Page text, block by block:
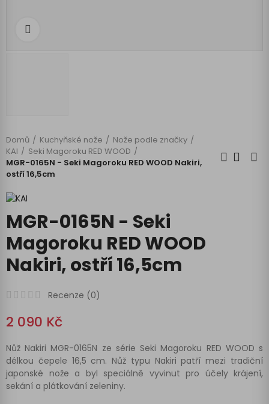
Domů Kuchyňské nože
Nože podle značky
KAI
Seki Magoroku RED WOOD
MGR-0165N - Seki Magoroku RED WOOD Nakiri,
ostří 16,5cm
MGR-0165N - Seki
Magoroku RED WOOD
Nakiri, ostří 16,5cm
Recenze (0)
2 090 Kč
Nůž Nakiri MGR-0165N ze série Seki Magoroku RED WOOD s
délkou čepele 16,5 cm. Nůž typu Nakiri patří mezi tradiční
japonské nože a byl speciálně vyvinut pro účely krájení,
sekání a plátkování zeleniny.